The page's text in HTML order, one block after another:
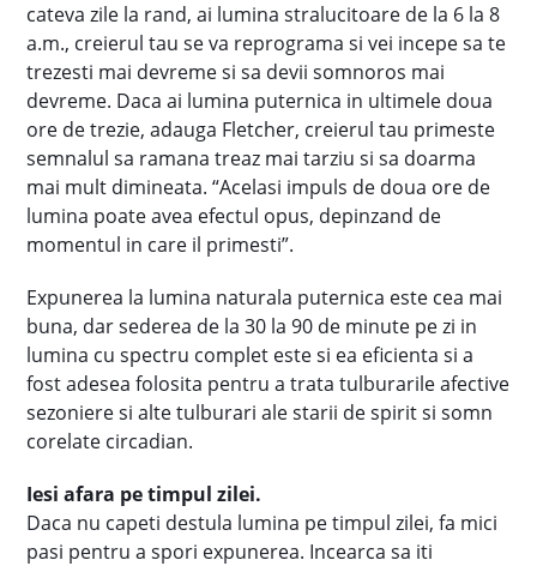
cateva zile la rand, ai lumina stralucitoare de la 6 la 8
a.m., creierul tau se va reprograma si vei incepe sa te
trezesti mai devreme si sa devii somnoros mai
devreme. Daca ai lumina puternica in ultimele doua
ore de trezie, adauga Fletcher, creierul tau primeste
semnalul sa ramana treaz mai tarziu si sa doarma
mai mult dimineata. “Acelasi impuls de doua ore de
lumina poate avea efectul opus, depinzand de
momentul in care il primesti”.
Expunerea la lumina naturala puternica este cea mai
buna, dar sederea de la 30 la 90 de minute pe zi in
lumina cu spectru complet este si ea eficienta si a
fost adesea folosita pentru a trata tulburarile afective
sezoniere si alte tulburari ale starii de spirit si somn
corelate circadian.
Iesi afara pe timpul zilei.
Daca nu capeti destula lumina pe timpul zilei, fa mici
pasi pentru a spori expunerea. Incearca sa iti